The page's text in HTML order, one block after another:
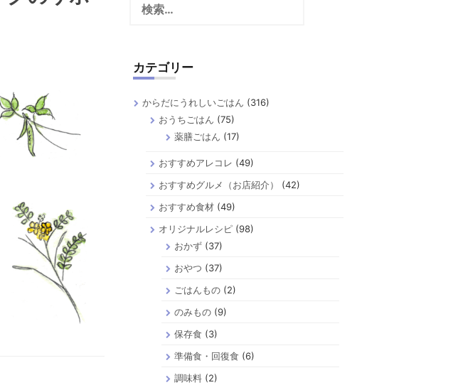
索:
カテゴリー
からだにうれしいごはん (316)
おうちごはん (75)
薬膳ごはん (17)
おすすめアレコレ (49)
おすすめグルメ（お店紹介）
(42)
おすすめ食材(49)
オリジナルレシピ(98)
おかず(37)
おやつ (37)
ごはんもの(2)
のみもの(9)
保存食 (3)
準備食・回復食 (6)
調味料(2)